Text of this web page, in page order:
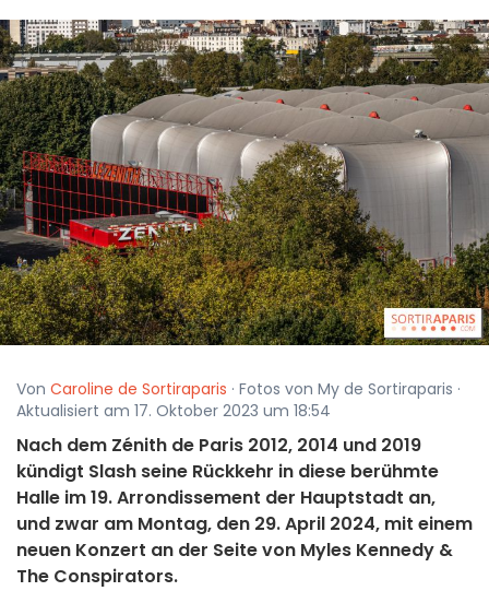
Von Caroline de Sortiraparis · Fotos von My de Sortiraparis ·
Aktualisiert am 17. Oktober 2023 um 18:54
Nach dem Zénith de Paris 2012, 2014 und 2019
kündigt Slash seine Rückkehr in diese berühmte
Halle im 19. Arrondissement der Hauptstadt an,
und zwar am Montag, den 29. April 2024, mit einem
neuen Konzert an der Seite von Myles Kennedy &
The Conspirators.